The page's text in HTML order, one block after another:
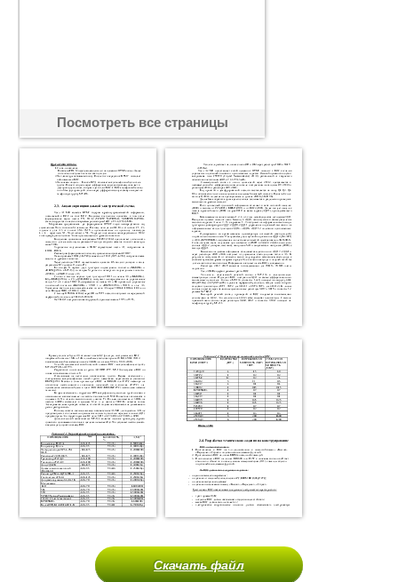
Посмотреть все страницы
Скачать файл